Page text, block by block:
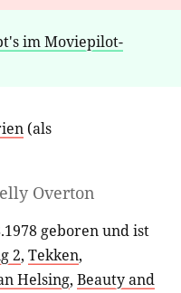
im Moviepilot-
(als
Overton
geboren und ist
2, Tekken,
Helsing, Beauty and